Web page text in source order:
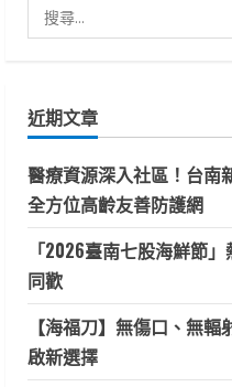
尋
字:
近期文章
醫療資源深入社區！台南
全方位高齡友善防護網
「2026臺南七股海鮮節
同歡
【海福刀】無傷口、無
啟新選擇